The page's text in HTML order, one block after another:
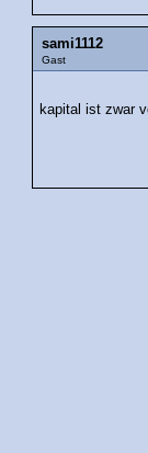
sami1112
Gast
kapital ist zwar